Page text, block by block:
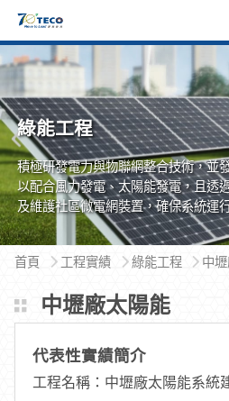
綠能工程
積極研發電力與物聯網整合技術，並
以配合風力發電、太陽能發電，且透
及維護社區微電網裝置，確保系統運
住、商社區更整體的解決方案。
首頁 工程實績 綠能工程 中
中壢廠太陽能
代表性實績簡介
工程名稱：中壢廠太陽能系統